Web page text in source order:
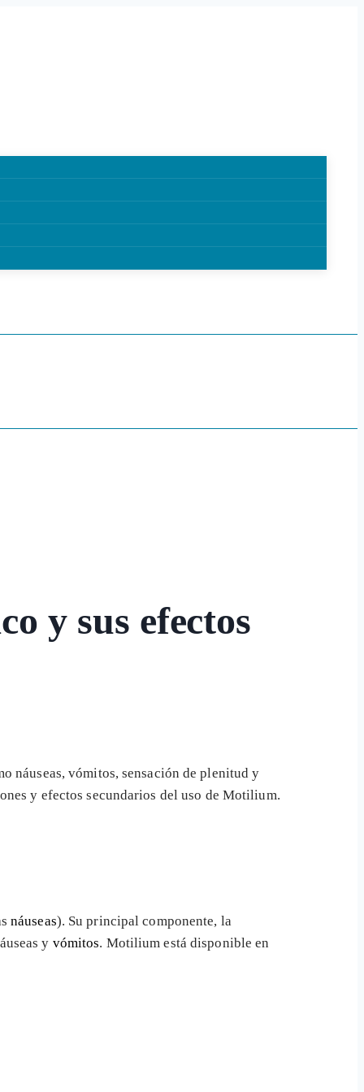
y sus efectos
náuseas, vómitos, sensación de plenitud y
y efectos secundarios del uso de Motilium.
náuseas). Su principal componente, la
y vómitos. Motilium está disponible en